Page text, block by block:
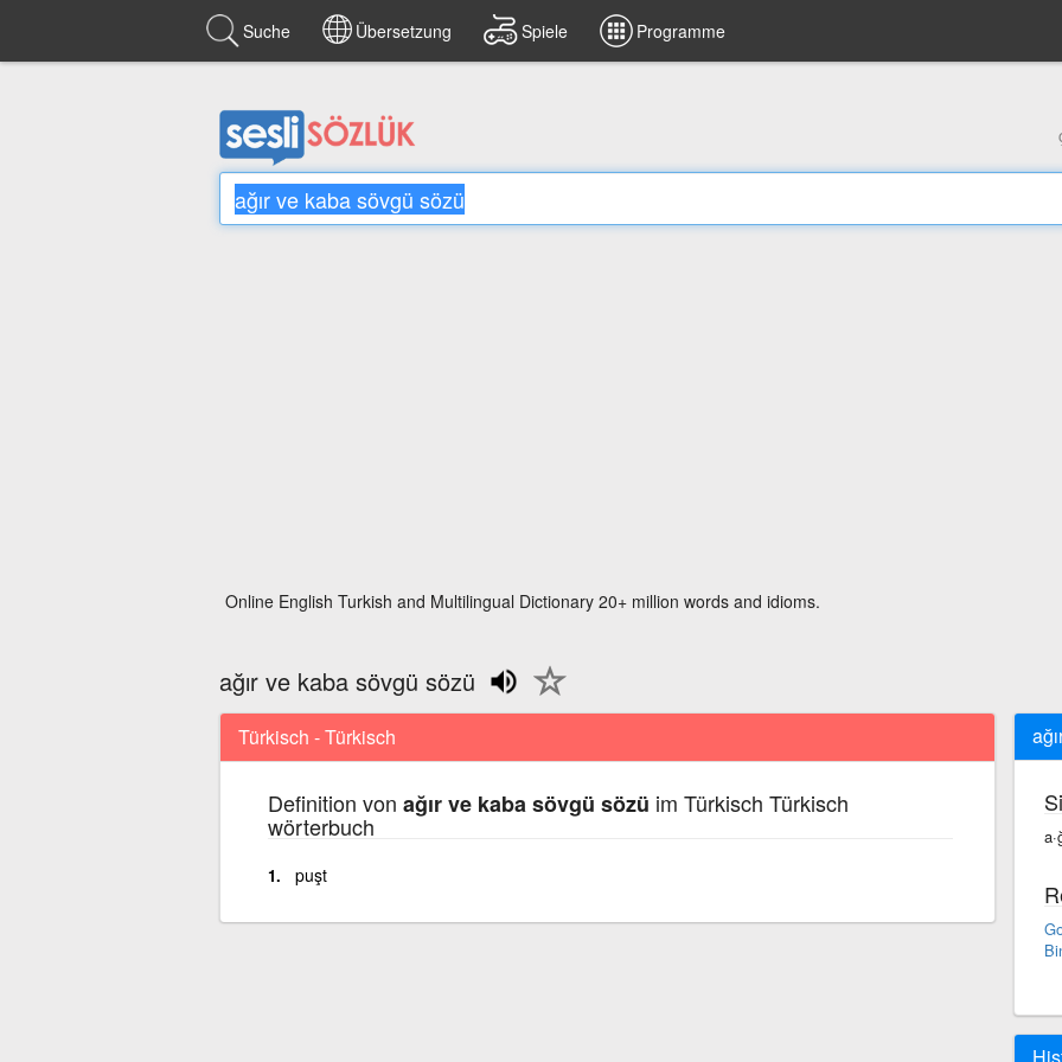
Suche Übersetzung Spiele Programme
Online English Turkish and Multilingual Dictionary 20+ million words and idioms.
ağır ve kaba sövgü sözü
Türkisch - Türkisch
Definition von ağır ve kaba sövgü sözü im Türkisch Türkisch
wörterbuch
puşt